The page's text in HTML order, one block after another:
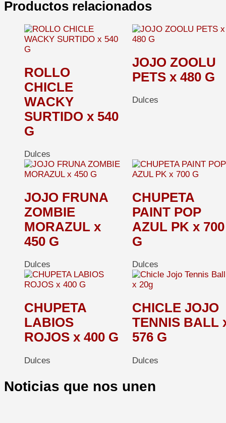
Productos relacionados
ROLLO
CHICLE
WACKY
SURTIDO x 540
G
Dulces
JOJO ZOOLU
PETS x 480 G
Dulces
JOJO FRUNA
ZOMBIE
MORAZUL x
450 G
Dulces
CHUPETA
PAINT POP
AZUL PK x 700
G
Dulces
CHUPETA
LABIOS
ROJOS x 400 G
Dulces
CHICLE JOJO
TENNIS BALL
576 G
Dulces
Noticias que nos unen